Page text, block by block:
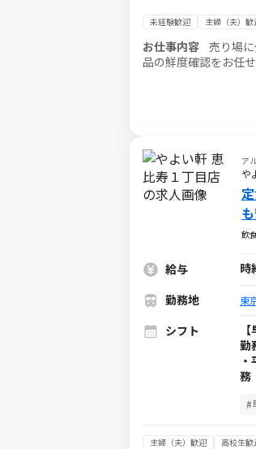
未経験歓迎 主婦（夫）歓
お仕事内容 売り場
品の鮮度確認をお任
ア
や
飲
給与 時
勤務地
東
シフト
勤
務
#
主婦（夫）歓迎 高校生歓